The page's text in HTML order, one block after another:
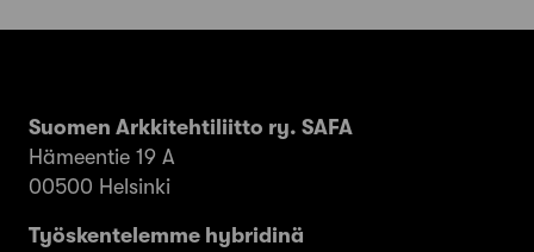
Suomen Arkkitehtiliitto ry. SAFA
Hämeentie 19 A
00500 Helsinki
Työskentelemme hybridinä